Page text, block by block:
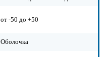
от -50 до +50
Оболочка